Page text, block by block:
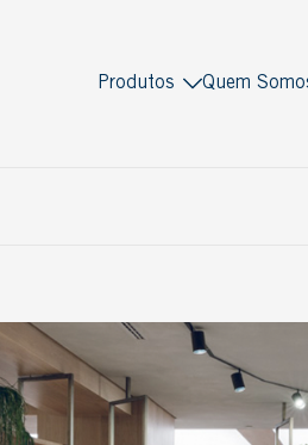
Produtos
Piso Pronto
Multistrato
Soleira / Lambri
Tradicional
Quem